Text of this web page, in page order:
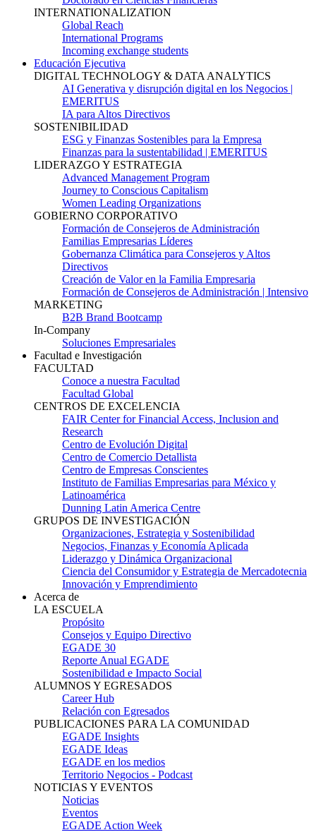
INTERNATIONALIZATION
Global Reach
International Programs
Incoming exchange students
Educación Ejecutiva
DIGITAL TECHNOLOGY & DATA ANALYTICS
AI Generativa y disrupción digital en los Negocios |
EMERITUS
IA para Altos Directivos
SOSTENIBILIDAD
ESG y Finanzas Sostenibles para la Empresa
Finanzas para la sustentabilidad | EMERITUS
LIDERAZGO Y ESTRATEGIA
Advanced Management Program
Journey to Conscious Capitalism
Women Leading Organizations
GOBIERNO CORPORATIVO
Formación de Consejeros de Administración
Familias Empresarias Líderes
Gobernanza Climática para Consejeros y Altos
Directivos
Creación de Valor en la Familia Empresaria
Formación de Consejeros de Administración | Intensivo
MARKETING
B2B Brand Bootcamp
In-Company
Soluciones Empresariales
Facultad e Investigación
FACULTAD
Conoce a nuestra Facultad
Facultad Global
CENTROS DE EXCELENCIA
FAIR Center for Financial Access, Inclusion and
Research
Centro de Evolución Digital
Centro de Comercio Detallista
Centro de Empresas Conscientes
Instituto de Familias Empresarias para México y
Latinoamérica
Dunning Latin America Centre
GRUPOS DE INVESTIGACIÓN
Organizaciones, Estrategia y Sostenibilidad
Negocios, Finanzas y Economía Aplicada
Liderazgo y Dinámica Organizacional
Ciencia del Consumidor y Estrategia de Mercadotecnia
Innovación y Emprendimiento
Acerca de
LA ESCUELA
Propósito
Consejos y Equipo Directivo
EGADE 30
Reporte Anual EGADE
Sostenibilidad e Impacto Social
ALUMNOS Y EGRESADOS
Career Hub
Relación con Egresados
PUBLICACIONES PARA LA COMUNIDAD
EGADE Insights
EGADE Ideas
EGADE en los medios
Territorio Negocios - Podcast
NOTICIAS Y EVENTOS
Noticias
Eventos
EGADE Action Week